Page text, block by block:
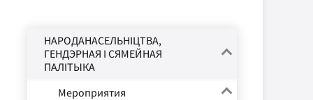
НАРОДАНАСЕЛЬНІЦТВА,
ГЕНДЭРНАЯ І СЯМЕЙНАЯ
ПАЛІТЫКА
Мероприятия